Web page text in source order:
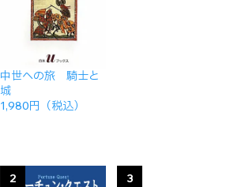
中世への旅 騎士と
城
1,980円（税込）
2 3